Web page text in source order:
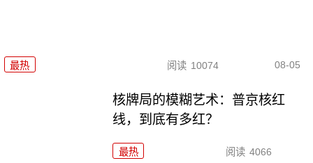
最热 阅读 10074 08-05
核牌局的模糊艺术：普京核红
线，到底有多红？
最热 阅读 4066